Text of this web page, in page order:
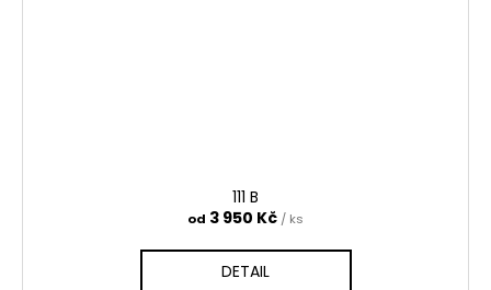
111 B
od 3 950 Kč / ks
DETAIL